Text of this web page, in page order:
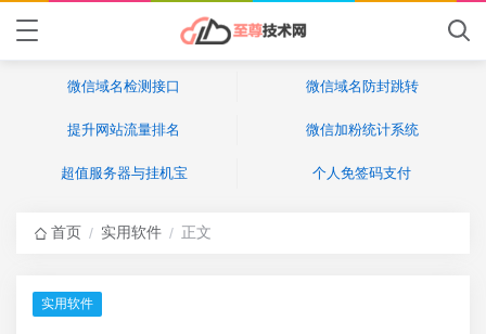
微信域名检测接口 微信域名防封跳转
提升网站流量排名 微信加粉统计系统
超值服务器与挂机宝 个人免签码支付
首页 / 实用软件 / 正文
实用软件